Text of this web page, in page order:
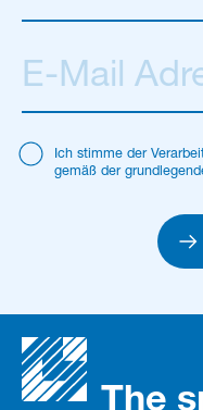
Ich stimme der
gemäß der
The